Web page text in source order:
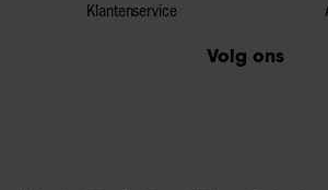
Klantenservice
Volg ons